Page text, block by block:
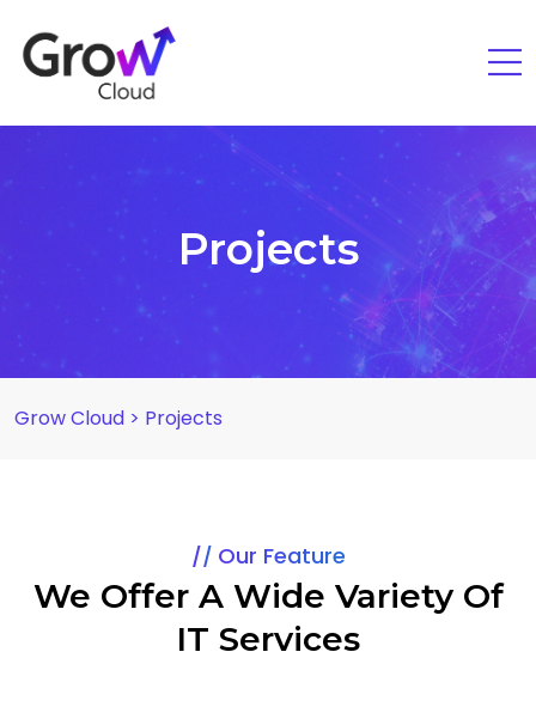
Projects
Grow Cloud > Projects
Our Feature
We Offer A Wide Variety Of
IT Services